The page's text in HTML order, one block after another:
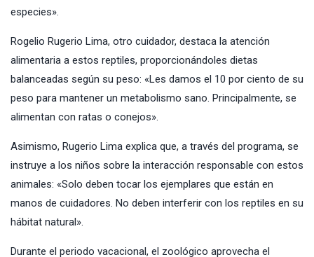
especies».
Rogelio Rugerio Lima, otro cuidador, destaca la atención
alimentaria a estos reptiles, proporcionándoles dietas
balanceadas según su peso: «Les damos el 10 por ciento de su
peso para mantener un metabolismo sano. Principalmente, se
alimentan con ratas o conejos».
Asimismo, Rugerio Lima explica que, a través del programa, se
instruye a los niños sobre la interacción responsable con estos
animales: «Solo deben tocar los ejemplares que están en
manos de cuidadores. No deben interferir con los reptiles en su
hábitat natural».
Durante el periodo vacacional, el zoológico aprovecha el